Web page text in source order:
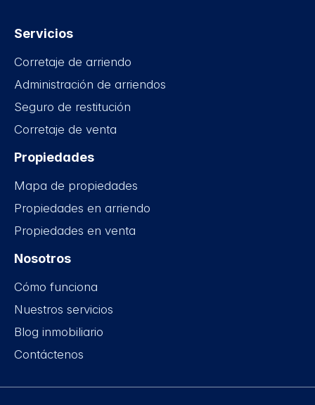
Servicios
Corretaje de arriendo
Administración de arriendos
Seguro de restitución
Corretaje de venta
Propiedades
Mapa de propiedades
Propiedades en arriendo
Propiedades en venta
Nosotros
Cómo funciona
Nuestros servicios
Blog inmobiliario
Contáctenos